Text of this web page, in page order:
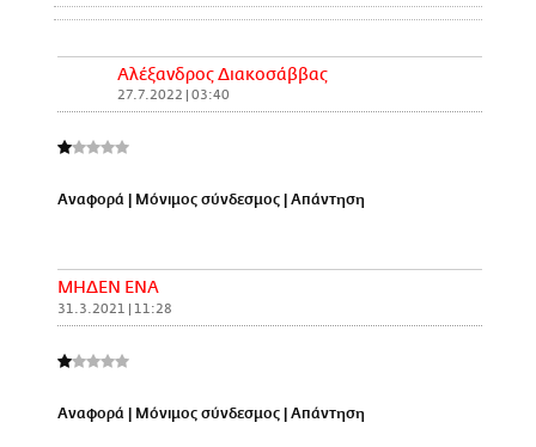
Αλέξανδρος Διακοσάββας
27.7.2022 | 03:40
Αναφορά Μόνιμος σύνδεσμος Απάντηση
ΜΗΔΕΝ ΕΝΑ
31.3.2021 | 11:28
Αναφορά | Μόνιμος σύνδεσμος | Απάντηση